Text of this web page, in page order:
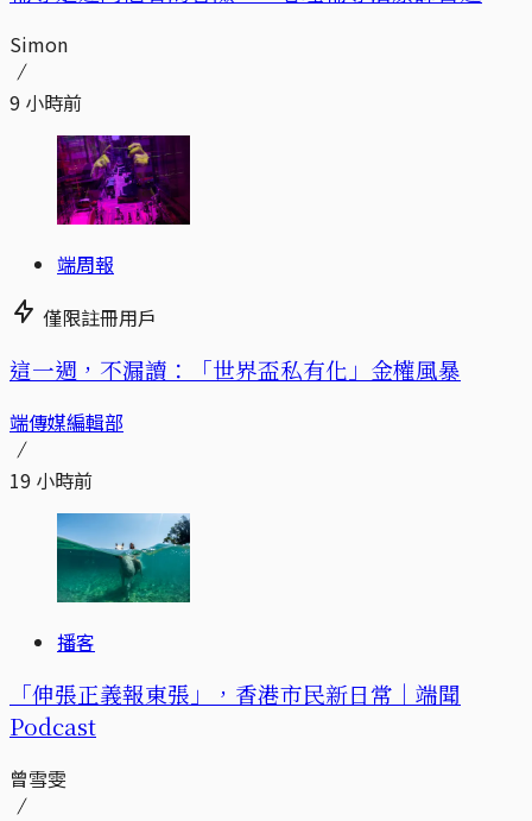
Simon
9 小時前
端周報
僅限註冊用戶
這一週，不漏讀：「世界盃私有化」金權風暴
端傳媒編輯部
19 小時前
播客
「伸張正義報東張」，香港市民新日常｜端聞
Podcast
曾雪雯